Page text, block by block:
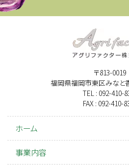
〒813-0019
福岡県福岡市東区みなと
TEL : 092-410-
FAX : 092-410-
ホーム
事業内容